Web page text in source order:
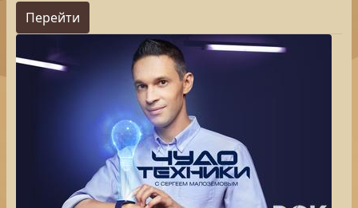
Перейти